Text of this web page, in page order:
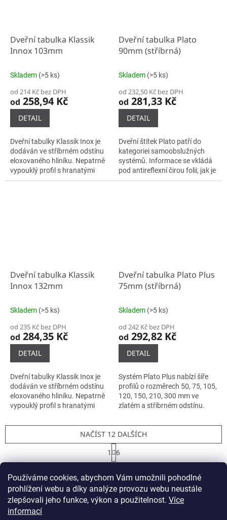
Používáme cookies, abychom Vám umožnili pohodlné
prohlížení webu a díky analýze provozu webu neustále
zlepšovali jeho funkce, výkon a použitelnost. Více
informací
Dveřní tabulka Klassik
Innox 103mm
Skladem (>5 ks)
od 214 Kč bez DPH
od 258,94 Kč
DETAIL
Dveřní tabulky Klassik Inox je
dodáván ve stříbrném odstínu
eloxovaného hliníku. Nepatrně
vypouklý profil s hranatými
bočnicemi a jemně sraženými
Dveřní tabulka Plato
90mm (stříbrná)
Skladem (>5 ks)
od 232,50 Kč bez DPH
od 281,33 Kč
DETAIL
Dveřní štítek Plato patří do
kategoriei samoobslužných
systémů. Informace se vkládá
pod antireflexní čirou folii, jak je
tomu i u jiných informačních
Dveřní tabulka Klassik
Innox 132mm
Skladem (>5 ks)
od 235 Kč bez DPH
od 284,35 Kč
DETAIL
Dveřní tabulky Klassik Inox je
dodáván ve stříbrném odstínu
eloxovaného hliníku. Nepatrně
vypouklý profil s hranatými
hranami je zakončen
Dveřní tabulka Plato Plus
75mm (stříbrná)
Skladem (>5 ks)
od 242 Kč bez DPH
od 292,82 Kč
DETAIL
Systém Plato Plus nabízí šíře
profilů o rozměrech 50, 75, 105,
120, 150, 210, 300 mm ve
zlatém a stříbrném odstínu.
víky v černé barvě.
Informace...
O
v
l
á
d
NAČÍST 12 DALŠÍCH
S
t
r
á
n
k
o
1
6
NAHORU